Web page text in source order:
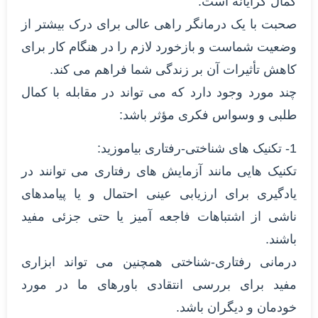
صحبت با یک درمانگر راهی عالی برای درک بیشتر از
وضعیت شماست و بازخورد لازم را در هنگام کار برای
کاهش تأثیرات آن بر زندگی شما فراهم می کند.
چند مورد وجود دارد که می تواند در مقابله با کمال
طلبی و وسواس فکری مؤثر باشد:
1- تکنیک های شناختی-رفتاری بیاموزید:
تکنیک هایی مانند آزمایش های رفتاری می توانند در
یادگیری برای ارزیابی عینی احتمال و یا پیامدهای
ناشی از اشتباهات فاجعه آمیز یا حتی جزئی مفید
باشند.
درمانی رفتاری-شناختی همچنین می تواند ابزاری
مفید برای بررسی انتقادی باورهای ما در مورد
خودمان و دیگران باشد.